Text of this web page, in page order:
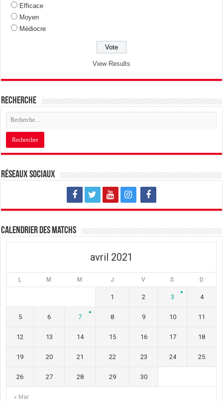
Efficace
Moyen
Médiocre
View Results
Recherche
Réseaux sociaux
Calendrier des matchs
avril 2021
L M M J V S D
« Mar
1 2 3 4
5 6 7 8 9 10 11
12 13 14 15 16 17 18
19 20 21 22 23 24 25
26 27 28 29 30